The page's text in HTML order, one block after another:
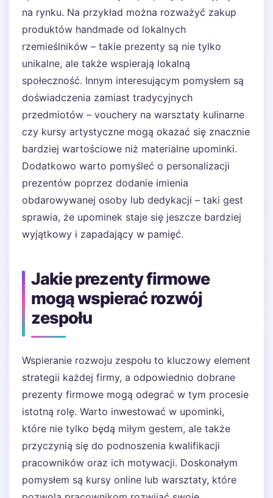
na rynku. Na przykład można rozważyć zakup
produktów handmade od lokalnych
rzemieślników – takie prezenty są nie tylko
unikalne, ale także wspierają lokalną
społeczność. Innym interesującym pomysłem są
doświadczenia zamiast tradycyjnych
przedmiotów – vouchery na warsztaty kulinarne
czy kursy artystyczne mogą okazać się znacznie
bardziej wartościowe niż materialne upominki.
Dodatkowo warto pomyśleć o personalizacji
prezentów poprzez dodanie imienia
obdarowywanej osoby lub dedykacji – taki gest
sprawia, że upominek staje się jeszcze bardziej
wyjątkowy i zapadający w pamięć.
Jakie prezenty firmowe
mogą wspierać rozwój
zespołu
Wspieranie rozwoju zespołu to kluczowy element
strategii każdej firmy, a odpowiednio dobrane
prezenty firmowe mogą odegrać w tym procesie
istotną rolę. Warto inwestować w upominki,
które nie tylko będą miłym gestem, ale także
przyczynią się do podnoszenia kwalifikacji
pracowników oraz ich motywacji. Doskonałym
pomysłem są kursy online lub warsztaty, które